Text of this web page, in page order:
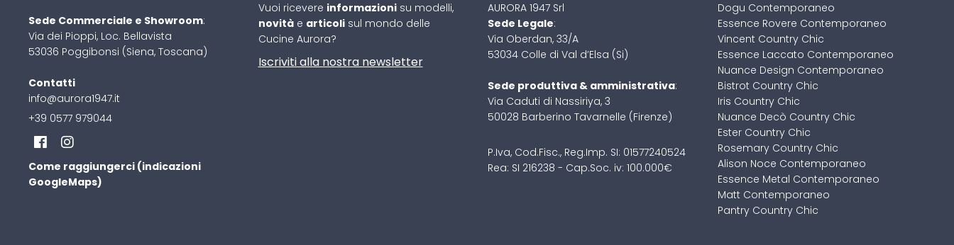
Sede Commerciale e Showroom:
Via dei Pioppi, Loc. Bellavista
53036 Poggibonsi (Siena, Toscana)
Contatti
info@aurora1947.it
+39 0577 979044
Come raggiungerci (indicazioni
GoogleMaps)
Vuoi ricevere informazionisu modelli,
novitàe articolisul mondo delle
Cucine Aurora?
Iscriviti alla nostra newsletter
AURORA 1947 Srl
Sede Legale:
Via Oberdan, 33/A
53034 Colle di Val d’Elsa (Si)
Sede produttiva & amministrativa:
Via Caduti di Nassiriya, 3
50028 Barberino Tavarnelle (Firenze)
P.Iva, Cod.Fisc., Reg.Imp. SI: 01577240524
Rea: SI 216238 - Cap.Soc. iv: 100.000€
Dogu Contemporaneo
Essence Rovere Contemporaneo
Vincent Country Chic
Essence Laccato Contemporaneo
Nuance Design Contemporaneo
Bistrot Country Chic
Iris Country Chic
Nuance Decò Country Chic
Ester Country Chic
Rosemary Country Chic
Alison Noce Contemporaneo
Essence Metal Contemporaneo
Matt Contemporaneo
Pantry Country Chic